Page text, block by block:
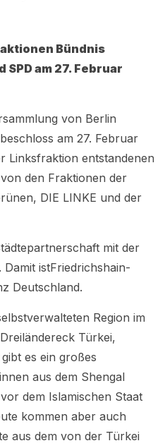
Bündnis
SPD am 27. Februar
von Berlin
am 27. Februar
Linksfraktion entstandenen
den Fraktionen der
DIE LINKE und der
mit der
istFriedrichshain-
Deutschland.
Region im
Türkei,
es ein großes
aus dem Shengal
dem Islamischen Staat
kommen aber auch
aus dem von der Türkei